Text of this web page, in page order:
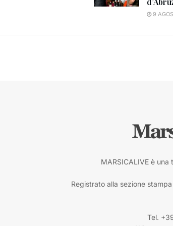
9
MARSICALIVE è
Registrato alla sezione
Tel.